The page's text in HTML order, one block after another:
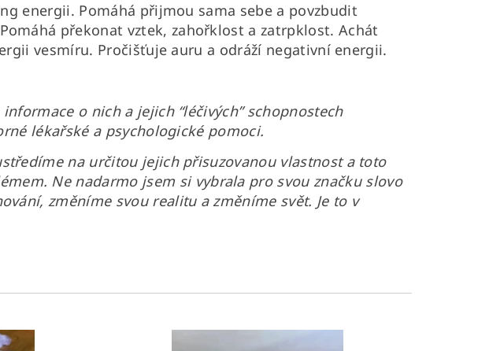
energii. Pomáhá přijmou sama sebe a povzbudit
překonat vztek, zahořklost a zatrpklost. Achát
vesmíru. Pročišťuje auru a odráží negativní energii.
o nich a jejich “léčivých” schopnostech
lékařské a psychologické pomoci.
na určitou jejich přisuzovanou vlastnost a toto
Ne nadarmo jsem si vybrala pro svou značku slovo
změníme svou realitu a změníme svět. Je to v